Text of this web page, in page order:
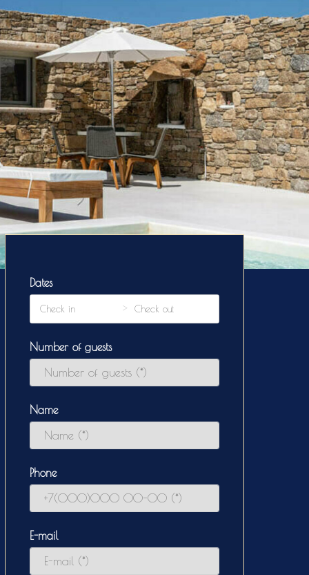
Dates
Number of guests
Name
Phone
E-mail